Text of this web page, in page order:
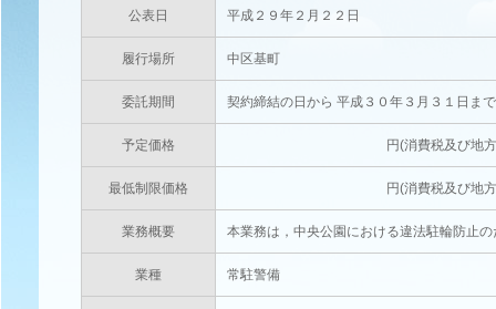
公表日 平成２９年２月２２日
履行場所 中区基町
委託期間 契約締結の日から 平成３０年３月３１日まで
予定価格 円(消費税及び地方消費税相
最低制限価格 円(消費税及び地方消費税相
業務概要 本業務は，中央公園における違法駐輪防止
業種 常駐警備